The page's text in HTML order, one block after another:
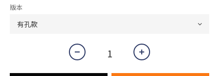
版本